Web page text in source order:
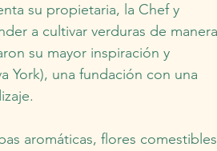
su propietaria, la Chef y
a cultivar verduras de manera
su mayor inspiración y
York), una fundación con una
aromáticas, flores